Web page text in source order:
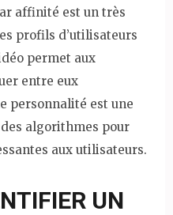
affinité est un très
profils d’utilisateurs
permet aux
entre eux
personnalité est une
algorithmes pour
aux utilisateurs.
UN